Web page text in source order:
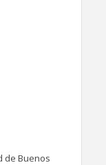
de Buenos